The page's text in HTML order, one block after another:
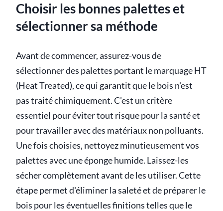
Choisir les bonnes palettes et
sélectionner sa méthode
Avant de commencer, assurez-vous de
sélectionner des palettes portant le marquage HT
(Heat Treated), ce qui garantit que le bois n'est
pas traité chimiquement. C’est un critère
essentiel pour éviter tout risque pour la santé et
pour travailler avec des matériaux non polluants.
Une fois choisies, nettoyez minutieusement vos
palettes avec une éponge humide. Laissez-les
sécher complètement avant de les utiliser. Cette
étape permet d'éliminer la saleté et de préparer le
bois pour les éventuelles finitions telles que le